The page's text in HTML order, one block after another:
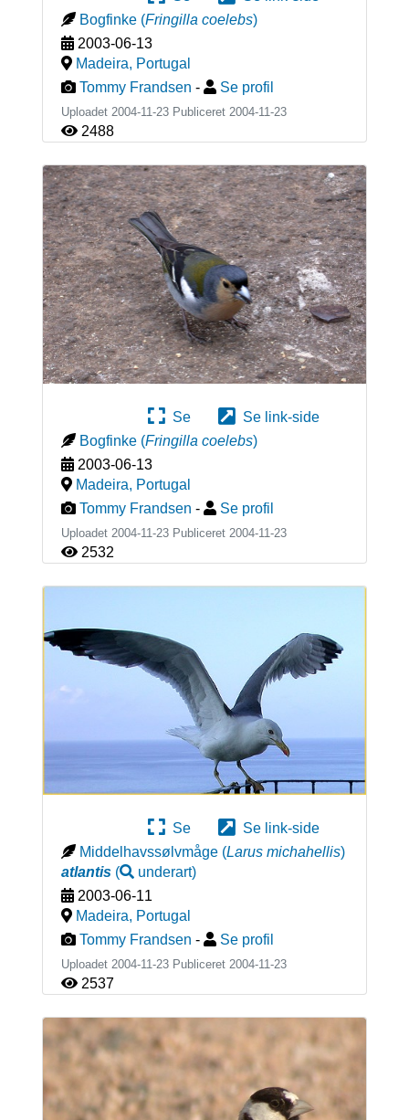
Bogfinke (Fringilla coelebs)
2003-06-13
Madeira, Portugal
Tommy Frandsen - Se profil
Uploadet 2004-11-23 Publiceret 2004-11-23
2488
Se
Se link-side
Bogfinke (Fringilla coelebs)
2003-06-13
Madeira, Portugal
Tommy Frandsen - Se profil
Uploadet 2004-11-23 Publiceret 2004-11-23
2532
Se
Se link-side
Middelhavssølvmåge (Larus michahellis)
atlantis( underart)
2003-06-11
Madeira, Portugal
Tommy Frandsen - Se profil
Uploadet 2004-11-23 Publiceret 2004-11-23
2537